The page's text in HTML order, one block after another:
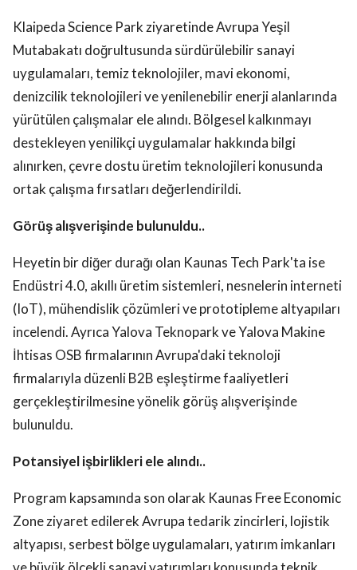
Klaipeda Science Park ziyaretinde Avrupa Yeşil
Mutabakatı doğrultusunda sürdürülebilir sanayi
uygulamaları, temiz teknolojiler, mavi ekonomi,
denizcilik teknolojileri ve yenilenebilir enerji alanlarında
yürütülen çalışmalar ele alındı. Bölgesel kalkınmayı
destekleyen yenilikçi uygulamalar hakkında bilgi
alınırken, çevre dostu üretim teknolojileri konusunda
ortak çalışma fırsatları değerlendirildi.
Görüş alışverişinde bulunuldu..
Heyetin bir diğer durağı olan Kaunas Tech Park'ta ise
Endüstri 4.0, akıllı üretim sistemleri, nesnelerin interneti
(IoT), mühendislik çözümleri ve prototipleme altyapıları
incelendi. Ayrıca Yalova Teknopark ve Yalova Makine
İhtisas OSB firmalarının Avrupa'daki teknoloji
firmalarıyla düzenli B2B eşleştirme faaliyetleri
gerçekleştirilmesine yönelik görüş alışverişinde
bulunuldu.
Potansiyel işbirlikleri ele alındı..
Program kapsamında son olarak Kaunas Free Economic
Zone ziyaret edilerek Avrupa tedarik zincirleri, lojistik
altyapısı, serbest bölge uygulamaları, yatırım imkanları